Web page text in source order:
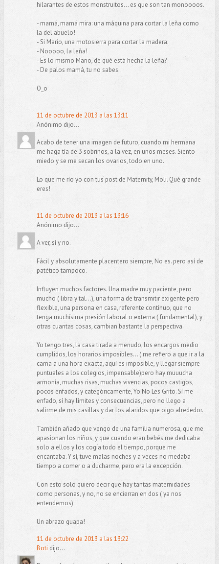
hilarantes de estos monstruitos... es que son tan monoooos.
- mamá, mamá mira: una máquina para cortar la leña como
la del abuelo!
- Si Mario, una motosierra para cortar la madera.
- Nooooo, la leña!
- Es lo mismo Mario, de qué está hecha la leña?
- De palos mamá, tu no sabes..
O_o
11 de octubre de 2013 a las 13:11
Anónimo dijo...
Acabo de tener una imagen de futuro, cuando mi hermana
me haga tía de 3 sobrinos, a la vez, en unos meses. Siento
miedo y se me secan los ovarios, todo en uno.
Lo que me río yo con tus post de Maternity, Moli. Qué grande
eres!
11 de octubre de 2013 a las 13:16
Anónimo dijo...
A ver, sí y no.
Fácil y absolutamente placentero siempre, No es. pero así de
patético tampoco.
Influyen muchos factores. Una madre muy paciente, pero
mucho ( libra y tal...), una forma de transmitir exigente pero
flexible, una persona en casa, referente contínuo, que no
tenga muchísima presión laboral o externa ( fundamental), y
otras cuantas cosas, cambian bastante la perspectiva.
Yo tengo tres, la casa tirada a menudo, los encargos medio
cumplidos, los horarios imposibles... ( me refiero a que ir a la
cama a una hora exacta, aquí es imposible, y llegar siempre
puntuales a los colegios, impensable)pero hay muuucha
armonía, muchas risas, muchas vivencias, pocos castigos,
pocos enfados, y categóricamente, Yo No Les Grito. Sí me
enfado, sí hay límites y consecuencias, pero no llego a
salirme de mis casillas y dar los alaridos que oigo alrededor.
También añado que vengo de una familia numerosa, que me
apasionan los niños, y que cuando eran bebés me dedicaba
solo a ellos y los cogía todo el tiempo, porque me
encantaba. Y sí, tuve malas noches y a veces no medaba
tiempo a comer o a ducharme, pero era la excepción.
Con esto solo quiero decir que hay tantas maternidades
como personas, y no, no se encierran en dos ( ya nos
entendemos)
Un abrazo guapa!
11 de octubre de 2013 a las 13:22
Boti dijo...